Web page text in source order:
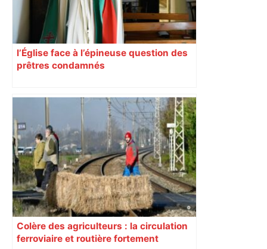
l’Église face à l’épineuse question des
prêtres condamnés
Colère des agriculteurs : la circulation
ferroviaire et routière fortement